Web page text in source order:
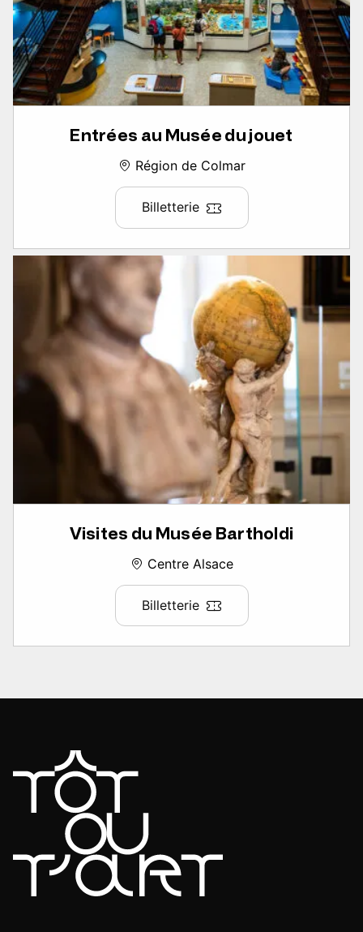
Entrées au Musée du jouet
Région de Colmar
Billetterie
Visites du Musée Bartholdi
Centre Alsace
Billetterie